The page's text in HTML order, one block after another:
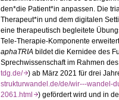
den*die Patient*in anpassen. Die
Therapeut*in und dem digitalen
eine therapeutisch begleitete
Tele-Therapie-Komponente
aphaTRIAbildet die Kernidee des
Sprechwissenschaft im Rahmen
tdg.de/) ab März 2021 für drei
strukturwandel.de/de/wir---wandel-
2061.html) gefördert wird und in